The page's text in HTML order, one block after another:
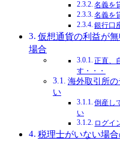
名義を
名義を
銀行口
仮想通貨の利益が
場合
正直、
す・・・
海外取引所
い
倒産し
い
ログイ
税理士がいない場